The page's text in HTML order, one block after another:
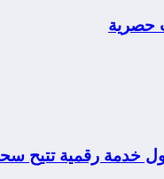
أول خدمة رقمية تتيح